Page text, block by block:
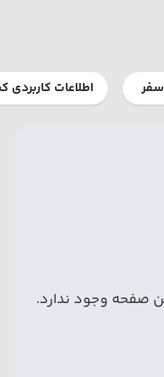
اطلاعات کاربردی
صفحه وجود ندارد.